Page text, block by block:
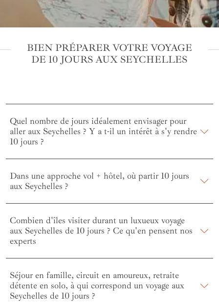
BIEN PRÉPARER VOTRE VOYAGE
DE 10 JOURS AUX SEYCHELLES
Quel nombre de jours idéalement envisager pour
aller aux Seychelles ? Y a t-il un intérêt à s'y rendre
10 jours ?
Dans une approche vol + hôtel, où partir 10 jours
aux Seychelles ?
Combien d'îles visiter durant un luxueux voyage
aux Seychelles de 10 jours ? Ce qu'en pensent nos
experts
Séjour en famille, circuit en amoureux, retraite
détente en solo, à qui correspond un voyage aux
Seychelles de 10 jours ?